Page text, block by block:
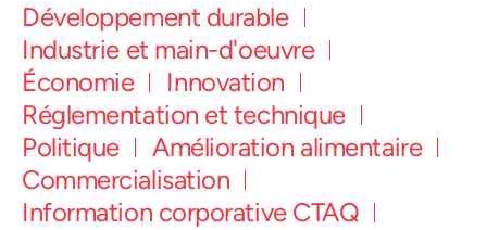
Développement durable
Industrie et main-d'oeuvre
Économie
Innovation
Réglementation et technique
Politique
Amélioration alimentaire
Commercialisation
Information corporative CTAQ